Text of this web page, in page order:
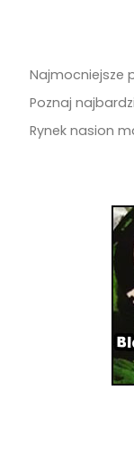
Najmocniejsze
Poznaj
Rynek nasion